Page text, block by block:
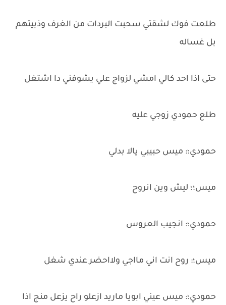
طلعت فوك لشقتي سحبت البردات من الغرف وذبيتهم
بل غساله
حتى اذا احد كالي امشي لزواج علي يشوفني دا اشتغل
طلع حمودي زوجي عليه
حمودي؛: ميس حبيبي يالا بدلي
ميس؛؛ ليش وين انروح
حمودي؛: انجيب العروس
ميس؛: روح انت اني مااجي ولااحضر عندي شغل
حمودي؛: ميس عيني ابويا ماريد ازعلو راح يزعل منج اذا